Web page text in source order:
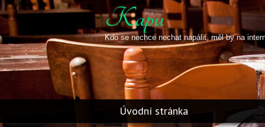
Kapu
Kdo se nechce nechat napálit, měl by na
Úvodní stránka